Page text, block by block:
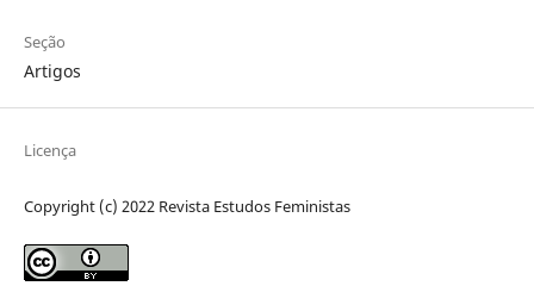
Seção
Artigos
Licença
Copyright (c) 2022 Revista Estudos Feministas